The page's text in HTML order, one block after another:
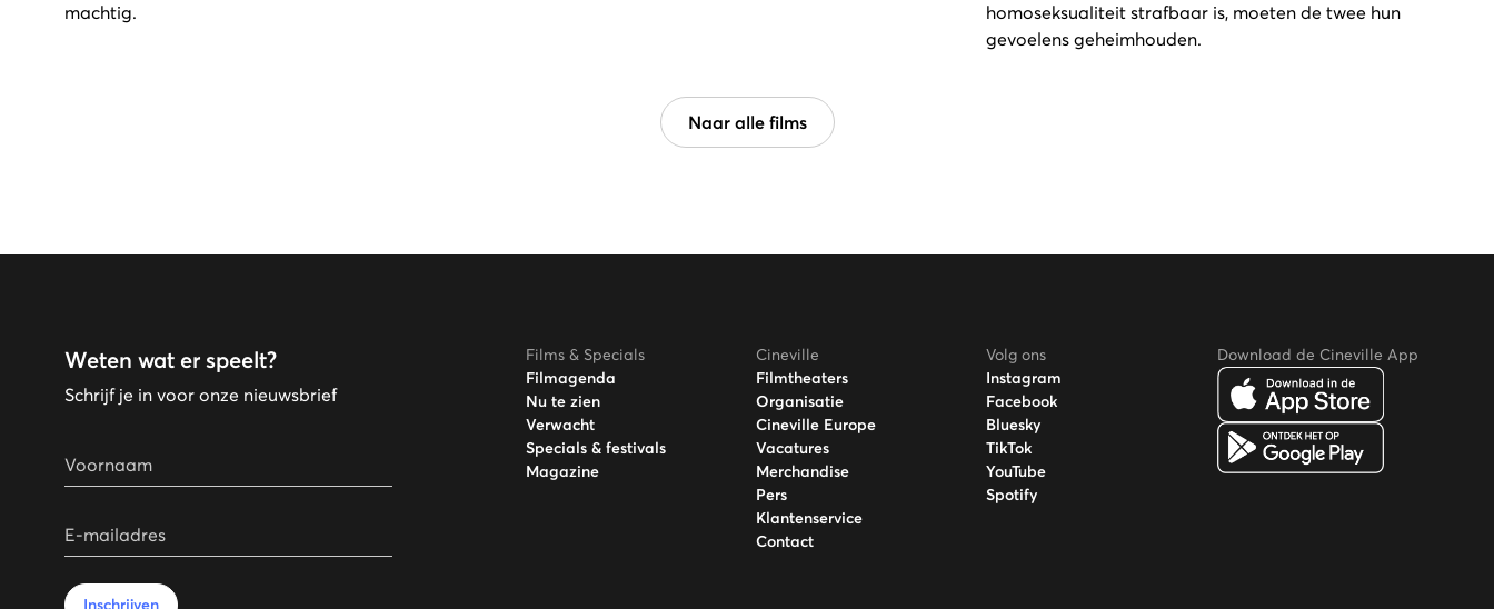
machtig.
homoseksualiteit strafbaar is, moeten de twee hun
gevoelens geheimhouden.
Naar alle films
Weten wat er speelt?
Schrijf je in voor onze nieuwsbrief
Voornaam
E-mailadres
Inschrijven
Films & Specials
Filmagenda
Nu te zien
Verwacht
Specials & festivals
Magazine
Cineville
Filmtheaters
Organisatie
Cineville Europe
Vacatures
Merchandise
Pers
Klantenservice
Contact
Volg ons
Instagram
Facebook
Bluesky
TikTok
YouTube
Spotify
Download de Cineville App